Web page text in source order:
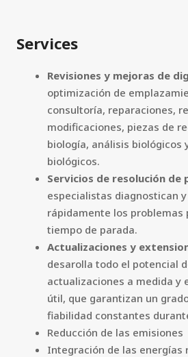
Services
Revisiones y mejoras de
optimización de
consultoría, reparaciones,
modificaciones, piezas de
biología, análisis biológicos
biológicos.
Servicios de resolución de
especialistas diagnostican
rápidamente los problemas
tiempo de parada.
Actualizaciones y
desarolla todo el potencial
actualizaciones a medida y
útil, que garantizan un
fiabilidad constantes
Reducción de las emisiones
Integración de las energías